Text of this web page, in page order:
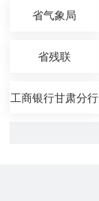
省气象局
省残联
工商银行甘肃分行